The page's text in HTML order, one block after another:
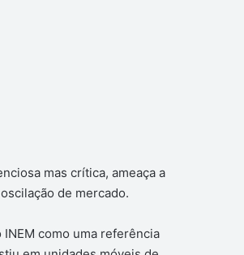
mas crítica, ameaça a
de mercado.
como uma referência